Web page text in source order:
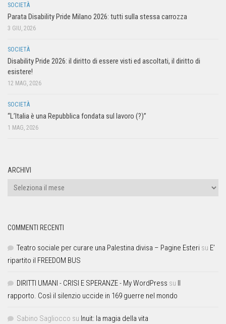
SOCIETÀ
Parata Disability Pride Milano 2026: tutti sulla stessa carrozza
3 GIU, 2026
SOCIETÀ
Disability Pride 2026: il diritto di essere visti ed ascoltati, il diritto di
esistere!
12 MAG, 2026
SOCIETÀ
“L’Italia è una Repubblica fondata sul lavoro (?)”
1 MAG, 2026
ARCHIVI
COMMENTI RECENTI
Teatro sociale per curare una Palestina divisa – Pagine Esteri su E’
ripartito il FREEDOM BUS
DIRITTI UMANI - CRISI E SPERANZE - My WordPress su
rapporto. Così il silenzio uccide in 169 guerre nel mondo
Sabino Sagliocco su Inuit: la magia della vita